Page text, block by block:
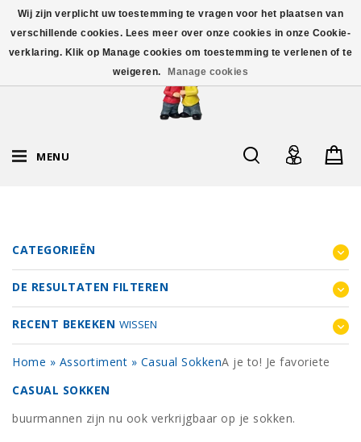
MENU
CATEGORIEËN
DE RESULTATEN FILTEREN
RECENT BEKEKEN WISSEN
Home » Assortiment » Casual Sokken
CASUAL SOKKEN
A je to! Je favoriete
buurmannen zijn nu ook verkrijgbaar op je sokken.
Wij zijn verplicht uw toestemming te vragen voor het plaatsen van
verschillende cookies. Lees meer over onze cookies in onze Cookie-
verklaring. Klik op Manage cookies om toestemming te verlenen of te
weigeren.
Manage cookies